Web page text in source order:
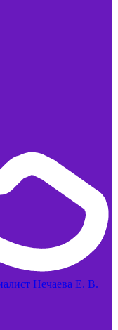
Нечаева Е. В.